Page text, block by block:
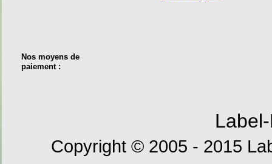
Nos moyens de
paiement :
Copyright © 2005 - 2015